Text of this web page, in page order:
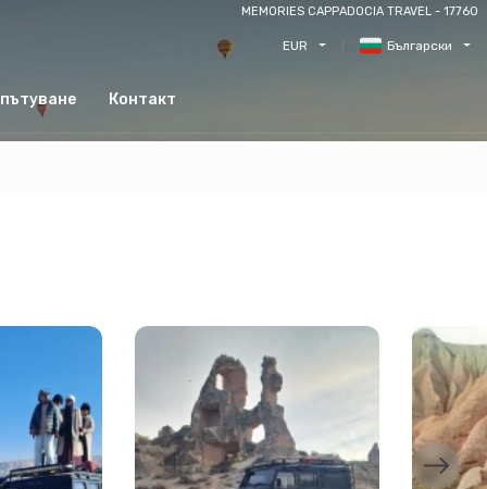
MEMORIES CAPPADOCIA TRAVEL - 17760
EUR Български
Контакт